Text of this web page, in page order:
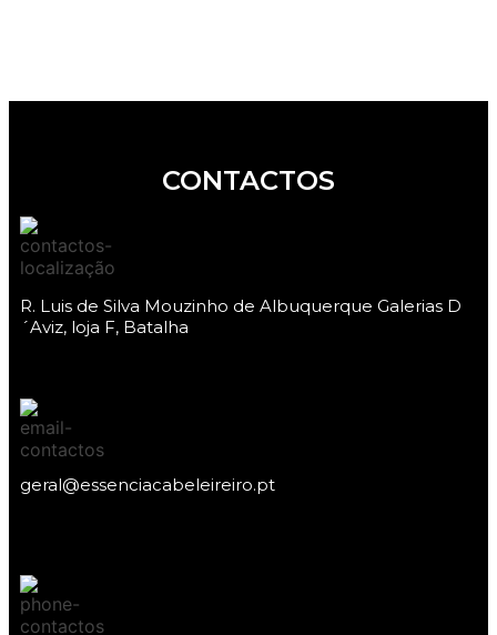
CONTACTOS
R. Luis de Silva Mouzinho de Albuquerque Galerias D
´Aviz, loja F, Batalha
geral@essenciacabeleireiro.pt